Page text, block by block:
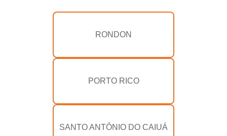
RONDON
PORTO RICO
SANTO ANTÔNIO DO CAIUÁ